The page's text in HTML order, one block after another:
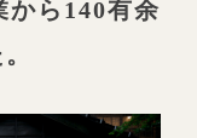
から140有余